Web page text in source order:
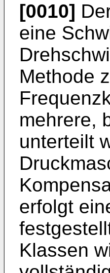
[0010]
eine
Methode
mehrere,
unterteilt
erfolgt
Klassen